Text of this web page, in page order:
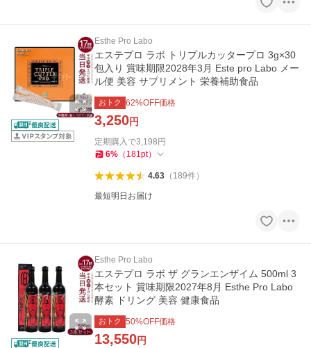
Esthe Pro Labo
エステプロ ラボ トリプルカッタープロ 3g×30
包入り 賞味期限2028年3月 Este pro Labo メー
ル便 美容 サプリメント 栄養補助食品
おトク 62%OFF価格
3,250円
定期購入で3,198 円
6% （ 181pt）
4.63（ 189件）
最短明日お届け
Esthe Pro Labo
エステプロ ラボ ザ グランエンザイム 500ml 3
本セット 賞味期限2027年8月 Esthe Pro Labo
酵素 ドリング 美容 健康食品
おトク 50%OFF価格
13,550円